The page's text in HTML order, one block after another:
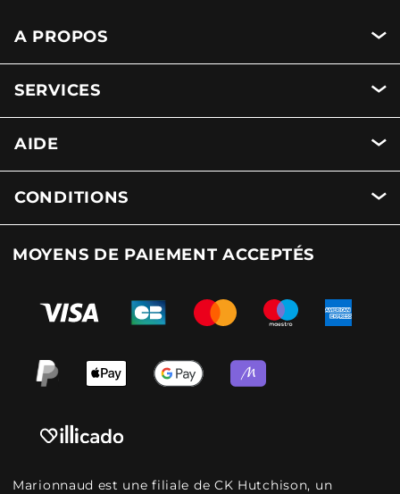
A PROPOS
SERVICES
AIDE
CONDITIONS
MOYENS DE PAIEMENT ACCEPTÉS
Marionnaud est une filiale de CK Hutchison, un